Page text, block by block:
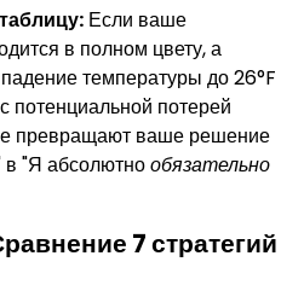
Если ваше
в полном цвету, а
температуры до 26°F
потенциальной потерей
превращают ваше решение
в "Я абсолютнообязательно
7 стратегий